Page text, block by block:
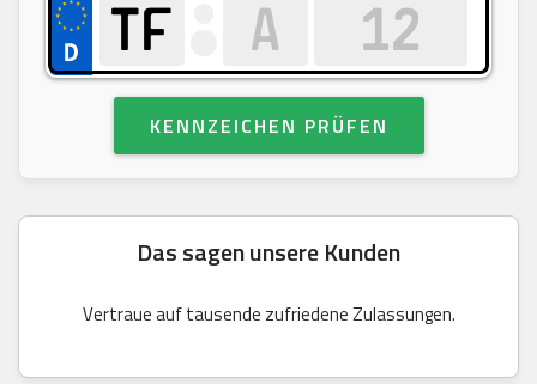
KENNZEICHEN PRÜFEN
Das sagen unsere Kunden
Vertraue auf tausende zufriedene Zulassungen.